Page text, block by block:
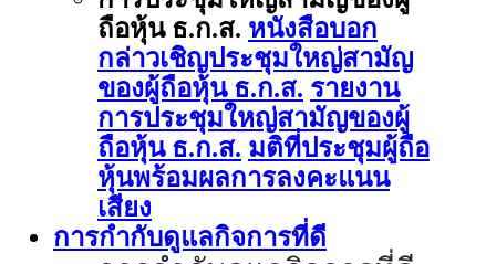
ถือหุ้น ธ.ก.ส. หนังสือบอก
กล่าวเชิญประชุมใหญ่สามัญ
ของผู้ถือหุ้น ธ.ก.ส. รายงาน
การประชุมใหญ่สามัญของผู้
ถือหุ้น ธ.ก.ส. มติที่ประชุมผู้ถือ
หุ้นพร้อมผลการลงคะแนน
เสียง
การกำกับดูแลกิจการที่ดี